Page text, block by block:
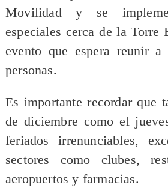
Movilidad y se
especiales cerca de la Torre
evento que espera reunir
personas.
Es importante recordar que
de diciembre como el
feriados irrenunciables,
sectores como clubes,
aeropuertos y farmacias.